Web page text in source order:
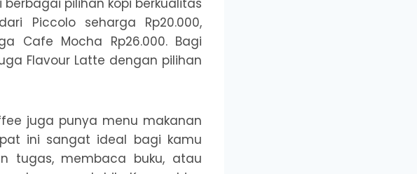
pilihan kopi berkualitas
Piccolo seharga Rp20.000,
Cafe Mocha Rp26.000. Bagi
Flavour Latte dengan pilihan
juga punya menu makanan
ini sangat ideal bagi kamu
tugas, membaca buku, atau